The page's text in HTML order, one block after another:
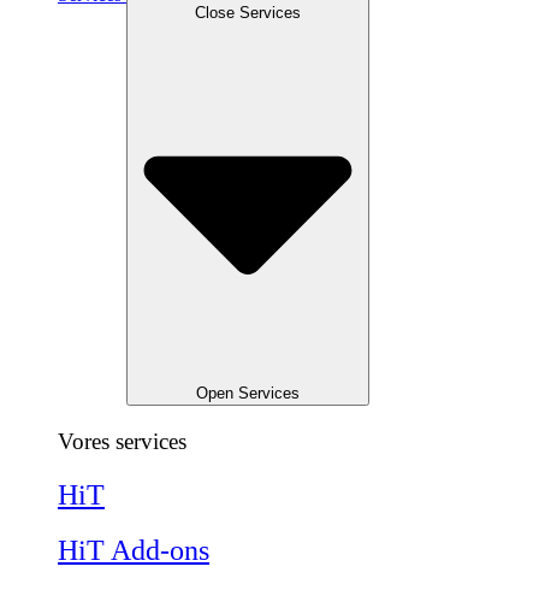
Close Services
Open Services
Vores services
HiT
HiT Add-ons